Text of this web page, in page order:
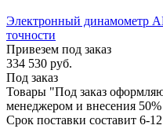
Электронный динамометр
точности
Привезем под заказ
334 530 руб.
Под заказ
Товары "Под заказ
менеджером и внесения
Срок поставки составит 6-